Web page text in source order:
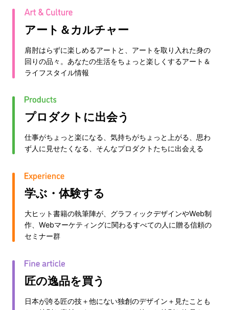
アート＆カルチャー
肩肘はらずに楽しめるアートと、アートを取り入れた身の
回りの品々。あなたの生活をちょっと楽しくするアート＆
ライフスタイル情報
プロダクトに出会う
仕事がちょっと楽になる、気持ちがちょっと上がる、思わ
ず人に見せたくなる、そんなプロダクトたちに出会える
学ぶ・体験する
大ヒット書籍の執筆陣が、グラフィックデザインやWeb制
作、Webマーケティングに関わるすべての人に贈る信頼の
セミナー群
匠の逸品を買う
日本が誇る匠の技＋他にない独創のデザイン＋見たことも